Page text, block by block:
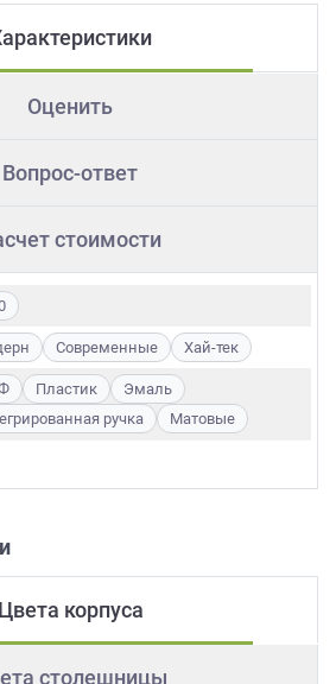
Оценить
Вопрос-ответ
стоимости
Современные Хай-тек
Пластик
Эмаль
ручка
Матовые
Цвета корпуса
столешницы